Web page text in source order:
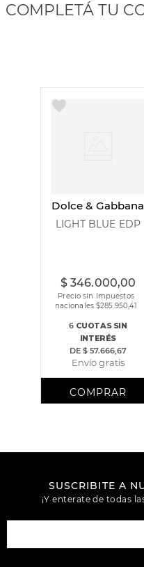
COMPLETÁ TU
Dolce & Gabbana
LIGHT BLUE EDP
$ 346.000,00
Precio sin Impuestos
nacionales $285.950,41
6CUOTAS SIN
INTERÉS
DE $ 57.666,67
Envío gratis
SUSCRIBITE A
¡Y enterate de todas